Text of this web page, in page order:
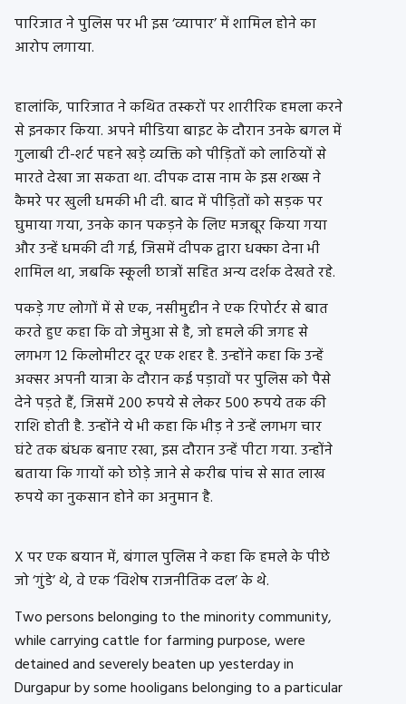
पारिजात ने पुलिस पर भी इस ‘व्यापार’ में शामिल होने का
आरोप लगाया.
हालांकि, पारिजात ने कथित तस्करों पर शारीरिक हमला करने
से इनकार किया. अपने मीडिया बाइट के दौरान उनके बगल में
गुलाबी टी-शर्ट पहने खड़े व्यक्ति को पीड़ितों को लाठियों से
मारते देखा जा सकता था. दीपक दास नाम के इस शख्स ने
कैमरे पर खुली धमकी भी दी. बाद में पीड़ितों को सड़क पर
घुमाया गया, उनके कान पकड़ने के लिए मजबूर किया गया
और उन्हें धमकी दी गई, जिसमें दीपक द्वारा धक्का देना भी
शामिल था, जबकि स्कूली छात्रों सहित अन्य दर्शक देखते रहे.
पकड़े गए लोगों में से एक, नसीमुद्दीन ने एक रिपोर्टर से बात
करते हुए कहा कि वो जेमुआ से है, जो हमले की जगह से
लगभग 12 किलोमीटर दूर एक शहर है. उन्होंने कहा कि उन्हें
अक्सर अपनी यात्रा के दौरान कई पड़ावों पर पुलिस को पैसे
देने पड़ते हैं, जिसमें 200 रुपये से लेकर 500 रुपये तक की
राशि होती है. उन्होंने ये भी कहा कि भीड़ ने उन्हें लगभग चार
घंटे तक बंधक बनाए रखा, इस दौरान उन्हें पीटा गया. उन्होंने
बताया कि गायों को छोड़े जाने से करीब पांच से सात लाख
रुपये का नुकसान होने का अनुमान है.
X पर एक बयान में, बंगाल पुलिस ने कहा कि हमले के पीछे
जो ‘गुंडे’ थे, वे एक ‘विशेष राजनीतिक दल’ के थे.
Two persons belonging to the minority community,
while carrying cattle for farming purpose, were
detained and severely beaten up yesterday in
Durgapur by some hooligans belonging to a particular